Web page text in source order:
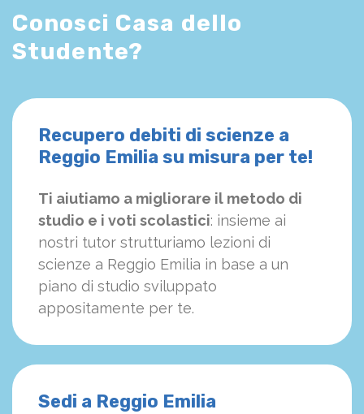
Conosci Casa dello
Studente?
Recupero debiti di scienze a
Reggio Emilia su misura per te!
Ti aiutiamo a migliorare il metodo di
studio e i voti scolastici: insieme ai
nostri tutor strutturiamo lezioni di
scienze a Reggio Emilia in base a un
piano di studio sviluppato
appositamente per te.
Sedi a Reggio Emilia